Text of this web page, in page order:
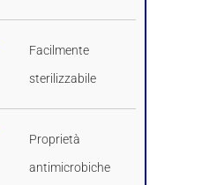
Facilmente
sterilizzabile
Proprietà
antimicrobiche